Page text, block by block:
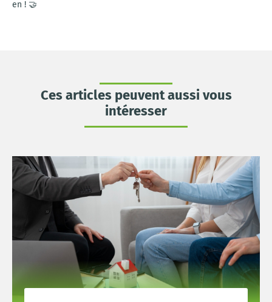
en ! 🤝
Ces articles peuvent aussi vous
intéresser